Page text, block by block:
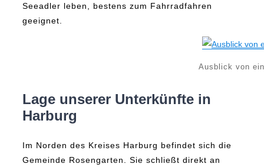
Seeadler leben, bestens zum Fahrradfahren
geeignet.
Ausblick von
Lage unserer Unterkünfte in
Harburg
Im Norden des Kreises Harburg befindet sich die
Gemeinde Rosengarten. Sie schließt direkt an